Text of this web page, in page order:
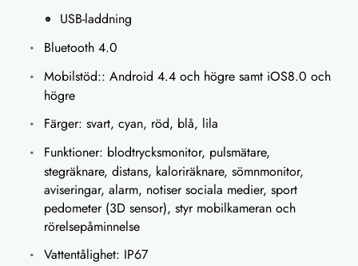
USB-laddning
Bluetooth 4.0
Mobilstöd:: Android 4.4 och högre samt iOS8.0 och
högre
Färger: svart, cyan, röd, blå, lila
Funktioner: blodtrycksmonitor, pulsmätare,
stegräknare, distans, kaloriräknare, sömnmonitor,
aviseringar, alarm, notiser sociala medier, sport
pedometer (3D sensor), styr mobilkameran och
rörelsepåminnelse
Vattentålighet: IP67